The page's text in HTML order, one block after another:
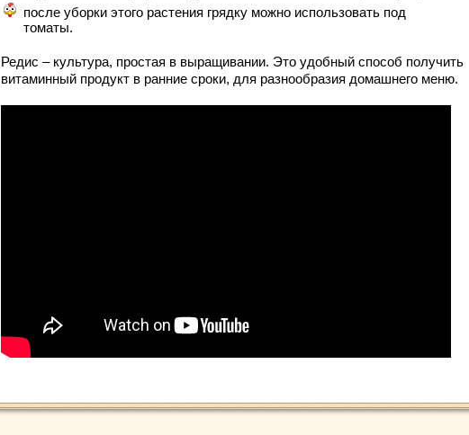
после уборки этого растения грядку можно использовать под
томаты.
Редис – культура, простая в выращивании. Это удобный способ получить
витаминный продукт в ранние сроки, для разнообразия домашнего меню.